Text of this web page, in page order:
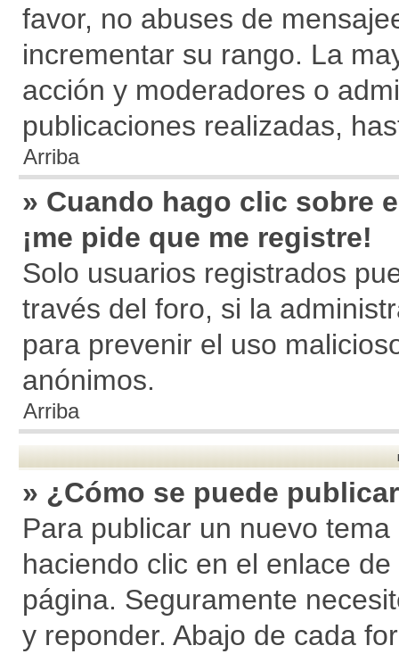
favor, no abuses de
incrementar su rango. La
acción y moderadores o
publicaciones realizadas,
Arriba
» Cuando hago clic sobre
¡me pide que me registre!
Solo usuarios registrados
través del foro, si la
para prevenir el uso
anónimos.
Arriba
» ¿Cómo se puede
Para publicar un nuevo
haciendo clic en el enlace
página. Seguramente
y reponder. Abajo de cada